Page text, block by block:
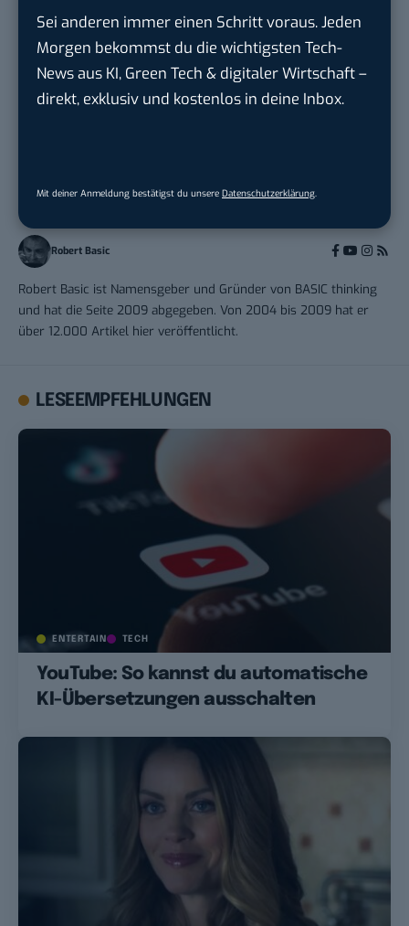
Sei anderen immer einen Schritt voraus. Jeden
Morgen bekommst du die wichtigsten Tech-
News aus KI, Green Tech & digitaler Wirtschaft –
direkt, exklusiv und kostenlos in deine Inbox.
Mit deiner Anmeldung bestätigst du unsere Datenschutzerklärung
Robert Basic
Robert Basic ist Namensgeber und Gründer von BASIC thinking
und hat die Seite 2009 abgegeben. Von 2004 bis 2009 hat er
über 12.000 Artikel hier veröffentlicht.
LESEEMPFEHLUNGEN
ENTERTAIN TECH
YouTube: So kannst du automatische
KI-Übersetzungen ausschalten